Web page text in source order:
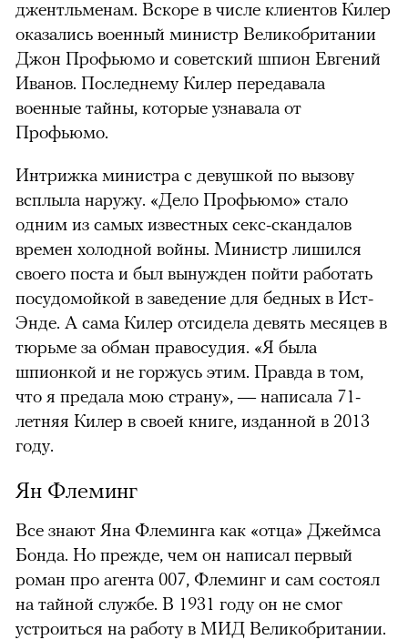
джентльменам. Вскоре в числе клиентов Килер
оказались военный министр Великобритании
Джон Профьюмо и советский шпион Евгений
Иванов. Последнему Килер передавала
военные тайны, которые узнавала от
Профьюмо.
Интрижка министра с девушкой по вызову
всплыла наружу. «Дело Профьюмо» стало
одним из самых известных секс-скандалов
времен холодной войны. Министр лишился
своего поста и был вынужден пойти работать
посудомойкой в заведение для бедных в Ист-
Энде. А сама Килер отсидела девять месяцев в
тюрьме за обман правосудия. «Я была
шпионкой и не горжусь этим. Правда в том,
что я предала мою страну», — написала 71-
летняя Килер в своей книге, изданной в 2013
году.
Ян Флеминг
Все знают Яна Флеминга как «отца» Джеймса
Бонда. Но прежде, чем он написал первый
роман про агента 007, Флеминг и сам состоял
на тайной службе. В 1931 году он не смог
устроиться на работу в МИД Великобритании.